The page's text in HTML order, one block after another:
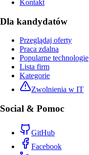
Kontakt
Dla kandydatów
Przeglądaj oferty
Praca zdalna
Popularne technologie
Lista firm
Kategorie
Zwolnienia w IT
Social & Pomoc
GitHub
Facebook